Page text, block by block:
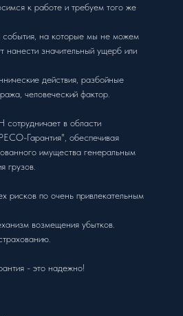
к работе и требуем того же
события, на которые мы не можем
нанести значительный ущерб или
действия, разбойные
человеческий фактор.
в области
Гарантия", обеспечивая
имущества генеральным
грузов.
рисков по очень привлекательным
возмещения убытков.
- это надежно!